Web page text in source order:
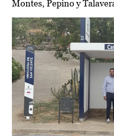
Montes, Pepino y